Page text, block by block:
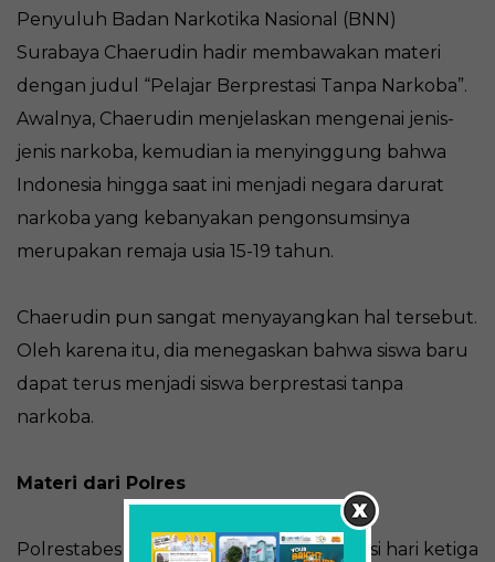
Penyuluh Badan Narkotika Nasional (BNN)
Surabaya Chaerudin hadir membawakan materi
dengan judul “Pelajar Berprestasi Tanpa Narkoba”.
Awalnya, Chaerudin menjelaskan mengenai jenis-
jenis narkoba, kemudian ia menyinggung bahwa
Indonesia hingga saat ini menjadi negara darurat
narkoba yang kebanyakan pengonsumsinya
merupakan remaja usia 15-19 tahun.
Chaerudin pun sangat menyayangkan hal tersebut.
Oleh karena itu, dia menegaskan bahwa siswa baru
dapat terus menjadi siswa berprestasi tanpa
narkoba.
Materi dari Polres
Polrestabes Surabaya hadir dalam Fortasi hari ketiga